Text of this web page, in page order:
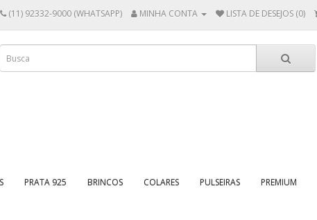
(11) 92332-9000 (WHATSAPP) MINHA CONTA LISTA DE DESEJOS (0)
PRATA 925 BRINCOS COLARES PULSEIRAS PREMIUM